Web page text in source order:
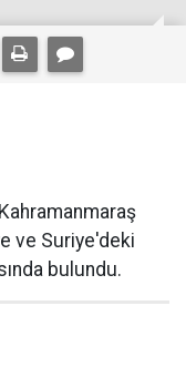
ve Suriye'deki
bulundu.